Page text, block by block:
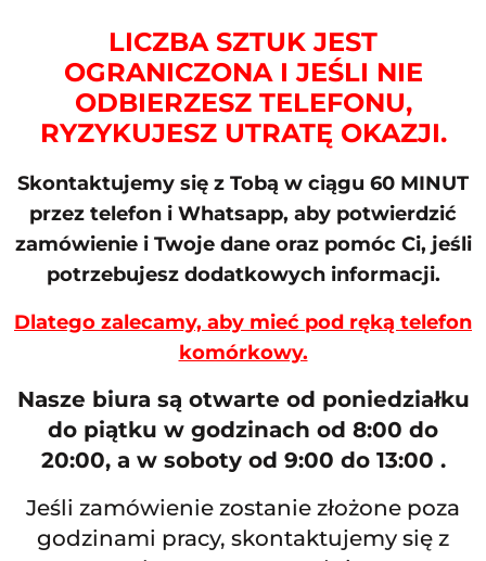
LICZBA SZTUK JEST
OGRANICZONA I JEŚLI NIE
ODBIERZESZ TELEFONU,
RYZYKUJESZ UTRATĘ OKAZJI.
Skontaktujemy się z Tobą w ciągu 60 MINUT
przez telefon i Whatsapp, aby potwierdzić
zamówienie i Twoje dane oraz pomóc Ci, jeśli
potrzebujesz dodatkowych informacji.
Dlatego zalecamy, aby mieć pod ręką telefon
komórkowy.
Nasze biura są otwarte od poniedziałku
do piątku w godzinach od 8:00 do
20:00, a w soboty od 9:00 do 13:00 .
Jeśli zamówienie zostanie złożone poza
godzinami pracy, skontaktujemy się z